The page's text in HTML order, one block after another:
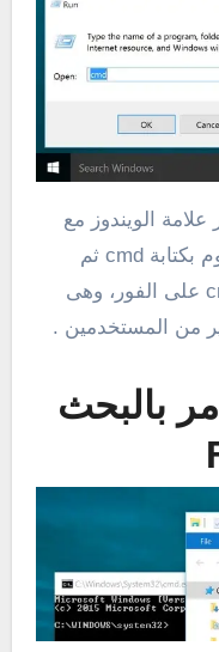
الويندوز مع
حرف r تفتح معك نافذة صغيرة تقوم بكتابة cmd ثم
النقر على ok لفتح معك شاشة cmd على الفور، وهى
من المستخدمين .
بالبحث